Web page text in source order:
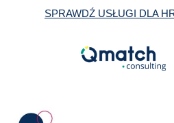
SPRAWDŹ USŁUGI DLA
Wyzwania